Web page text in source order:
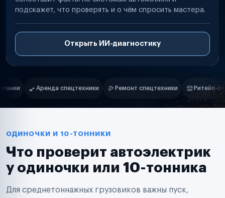
подскажет, что проверять и о чём спросить мастера.
Открыть ИИ-диагностику
Нам доверяют
Ремонт спецтехники Ритейл-сети Управляющие компании
Маркетплейсы
Таксопарки
Автодилеры
Поставщики запчастей
Аренда спецтехники
ОДИНОЧКИ И 10-ТОННИКИ
Что проверит автоэлектрик
у одиночки или 10-тонника
Для среднетоннажных грузовиков важны пуск,